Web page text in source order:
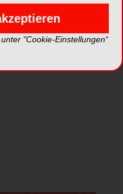
"Cookie-Einstellungen“